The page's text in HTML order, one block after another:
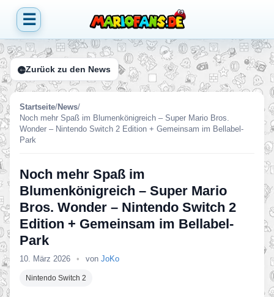
☰
Zurück zu den News
Startseite/News/
Noch mehr Spaß im Blumenkönigreich – Super Mario Bros.
Wonder – Nintendo Switch 2 Edition + Gemeinsam im Bellabel-
Park
Noch mehr Spaß im
Blumenkönigreich – Super Mario
Bros. Wonder – Nintendo Switch 2
Edition + Gemeinsam im Bellabel-
Park
10. März 2026 • von JoKo
Nintendo Switch 2